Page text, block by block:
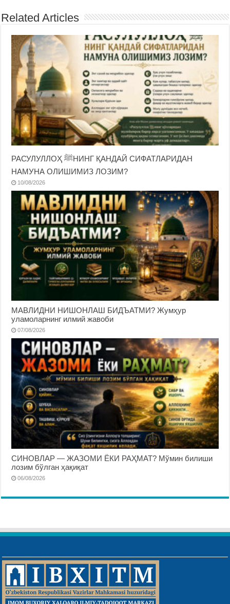
Related Articles
РАСУЛУЛЛОҲ ﷺНИНГ ҚАНДАЙ СИФАТЛАРИДАН
НАМУНА ОЛИШИМИЗ ЛОЗИМ?
10/08/2026
МАВЛИДНИ НИШОНЛАШ БИДЪАТМИ? Жумҳур
уламоларнинг илмий жавоби
07/08/2026
СИНОВЛАР — ЖАЗОМИ ЁКИ РАҲМАТ? Мўмин билиши
лозим бўлган ҳақиқат
06/08/2026